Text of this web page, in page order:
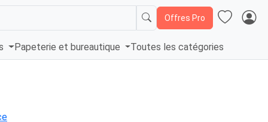
Offres Pro
Papeterie et bureautique Toutes les catégories